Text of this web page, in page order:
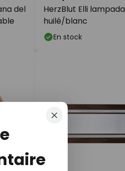
del
HerzBlut Elli
huilé/blanc
En stock
Fermer